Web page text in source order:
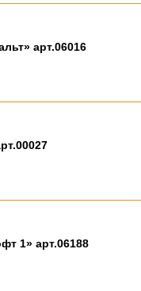
арт.06016
1» арт.06188